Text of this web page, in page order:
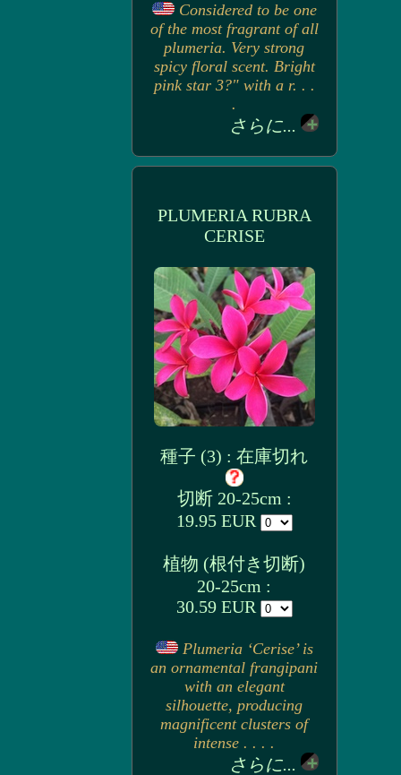
Considered to be one
of the most fragrant of all
plumeria. Very strong
spicy floral scent. Bright
pink star 3?" with a r. . .
.
さらに...
PLUMERIA RUBRA
CERISE
種子 (3) : 在庫切れ
切断 20-25cm :
19.95 EUR
植物 (根付き切断)
20-25cm :
30.59 EUR
Plumeria ‘Cerise’ is
an ornamental frangipani
with an elegant
silhouette, producing
magnificent clusters of
intense . . . .
さらに...